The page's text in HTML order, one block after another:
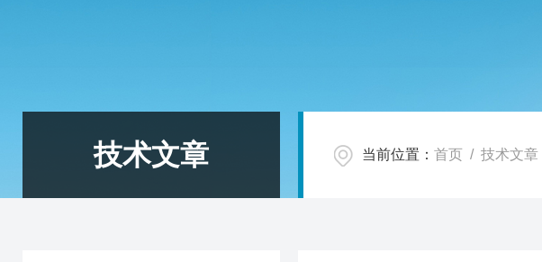
技术文章 当前位置： 首页 / 技术文章